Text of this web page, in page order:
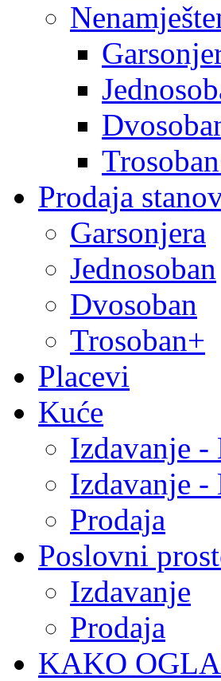
Prodaja
Garsonjera
Jednosoban
Dvosoban
Trosoban+
Placevi
Kuće
Izdavanje -
Izdavanje -
Prodaja
Poslovni
Izdavanje
Prodaja
KAKO